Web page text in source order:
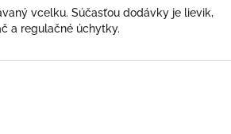
vcelku. Súčasťou dodávky je lievik,
a regulačné úchytky.